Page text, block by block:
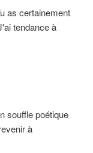
as certainement
tendance à
souffle poétique
à